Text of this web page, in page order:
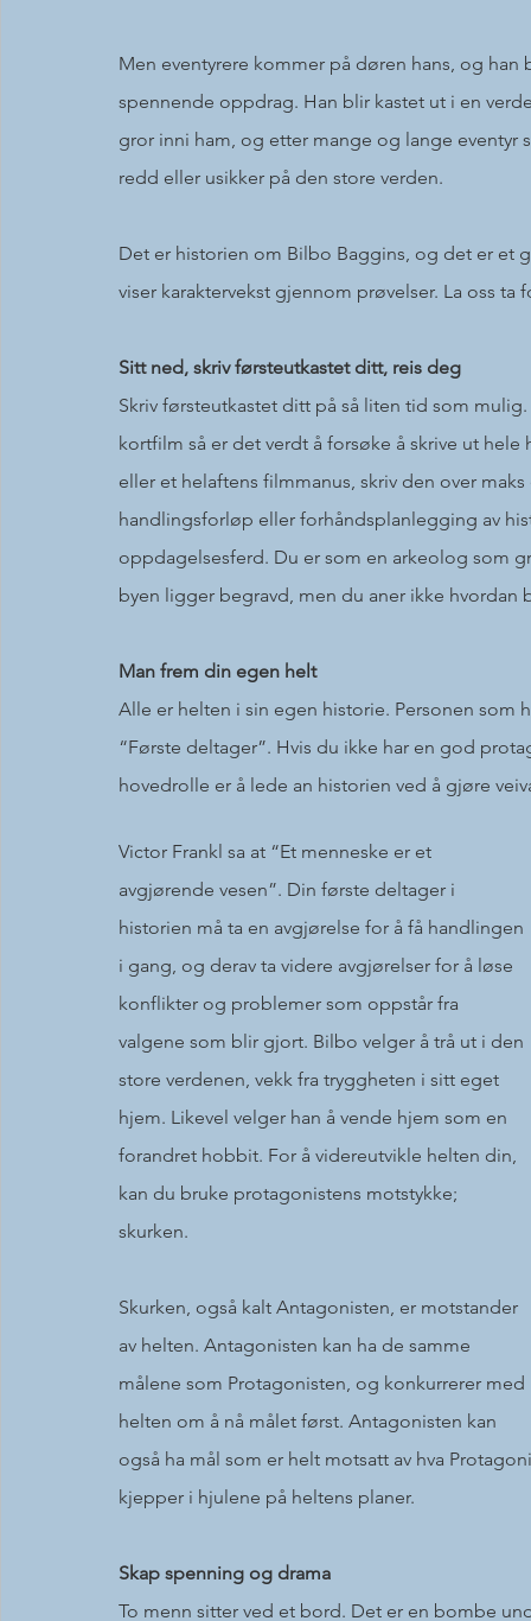
Men eventyrere kommer på døren hans, og
spennende oppdrag. Han blir kastet ut i en
gror inni ham, og etter mange og lange eventyr
redd eller usikker på den store verden.
Det er historien om Bilbo Baggins, og det er
viser karaktervekst gjennom prøvelser. La oss
Sitt ned, skriv førsteutkastet ditt, reis deg
Skriv førsteutkastet ditt på så liten tid som
kortfilm så er det verdt å forsøke å skrive ut
eller et helaftens filmmanus, skriv den over
handlingsforløp eller forhåndsplanlegging av
oppdagelsesferd. Du er som en arkeolog som
byen ligger begravd, men du aner ikke hvordan
Man frem din egen helt
Alle er helten i sin egen historie. Personen
“Første deltager”. Hvis du ikke har en god
hovedrolle er å lede an historien ved å gjøre
Victor Frankl sa at “Et menneske er et
avgjørende vesen”. Din første deltager i
historien må ta en avgjørelse for å få handlingen
i gang, og derav ta videre avgjørelser for å løse
konflikter og problemer som oppstår fra
valgene som blir gjort. Bilbo velger å trå ut i den
store verdenen, vekk fra tryggheten i sitt eget
hjem. Likevel velger han å vende hjem som en
forandret hobbit. For å videreutvikle helten din,
kan du bruke protagonistens motstykke;
skurken.
Skurken, også kalt Antagonisten, er motstander
av helten. Antagonisten kan ha de samme
målene som Protagonisten, og konkurrerer med
helten om å nå målet først. Antagonisten kan
også ha mål som er helt motsatt av hva
kjepper i hjulene på heltens planer.
Skap spenning og drama
To menn sitter ved et bord. Det er en bombe